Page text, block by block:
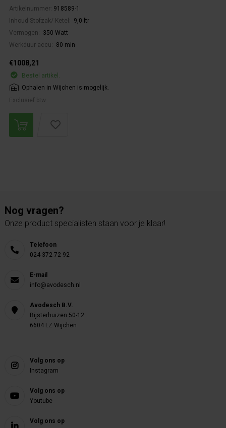
Artikelnummer: 918589-1
Inhoud Stofzak/ Ketel:
9,0 ltr
Vermogen:
350 Watt
Werkduur accu:
80 min
€1008,21
Bestel artikel.
Ophalen in Wijchen is mogelijk.
Exclusief btw.
Nog vragen?
Onze product specialisten staan voor je klaar!
Telefoon
024 372 72 92
E-mail
info@avodesch.nl
Avodesch B.V.
Bijsterhuizen 50-12
6604 LZ Wijchen
Volg ons op
Instagram
Volg ons op
Youtube
Volg ons op